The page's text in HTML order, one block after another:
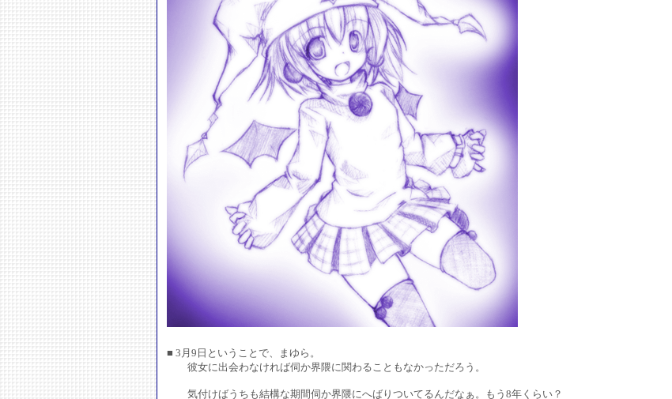
■ 3月9日ということで、まゆら。
彼女に出会わなければ伺か界隈に関わることもなかっただろう。
気付けばうちも結構な期間伺か界隈にへばりついてるんだなぁ。もう8年くらい？